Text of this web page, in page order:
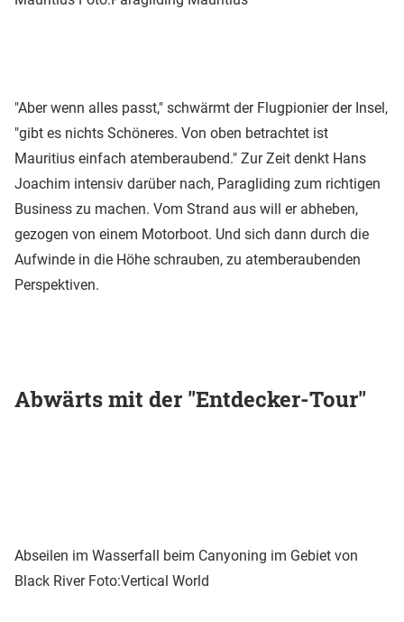
"Aber wenn alles passt," schwärmt der Flugpionier der Insel,
"gibt es nichts Schöneres. Von oben betrachtet ist
Mauritius einfach atemberaubend." Zur Zeit denkt Hans
Joachim intensiv darüber nach, Paragliding zum richtigen
Business zu machen. Vom Strand aus will er abheben,
gezogen von einem Motorboot. Und sich dann durch die
Aufwinde in die Höhe schrauben, zu atemberaubenden
Perspektiven.
Abwärts mit der "Entdecker-Tour"
Abseilen im Wasserfall beim Canyoning im Gebiet von
Black River Foto:Vertical World